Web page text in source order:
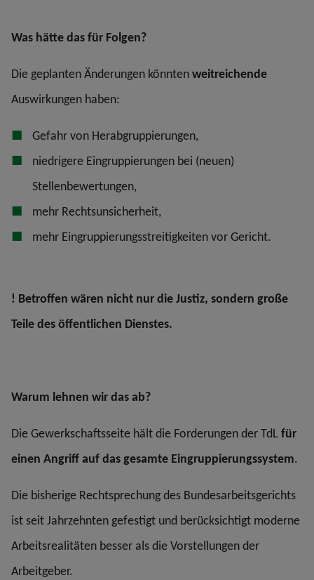
Was hätte das für Folgen?
Die geplanten Änderungen könntenweitreichende
Auswirkungen haben:
Gefahr von Herabgruppierungen,
niedrigere Eingruppierungen bei (neuen)
Stellenbewertungen,
mehr Rechtsunsicherheit,
mehr Eingruppierungsstreitigkeiten vor Gericht.
! Betroffen wären nicht nur die Justiz, sondern große
Teile des öffentlichen Dienstes.
Warum lehnen wir das ab?
Die Gewerkschaftsseite hält die Forderungen der TdLfür
einen Angriff auf das gesamte Eingruppierungssystem.
Die bisherige Rechtsprechung des Bundesarbeitsgerichts
ist seit Jahrzehnten gefestigt und berücksichtigt moderne
Arbeitsrealitäten besser als die Vorstellungen der
Arbeitgeber.